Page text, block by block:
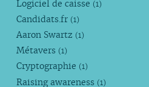
Logiciel de caisse (1)
Candidats.fr (1)
Aaron Swartz (1)
Métavers (1)
Cryptographie (1)
Raising awareness (1)